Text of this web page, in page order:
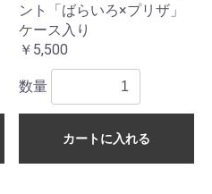
ント「ばらいろ×プリザ」
ケース入り
￥5,500
数量
カートに入れる